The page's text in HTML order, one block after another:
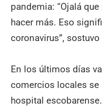
pandemia: “Ojalá
hacer más. Eso
coronavirus”,
En los últimos días
comercios locales
hospital